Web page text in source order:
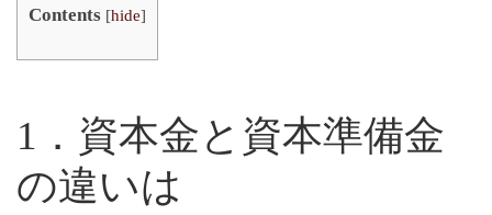
Contents [hide]
1．資本金と資本準備金
の違いは